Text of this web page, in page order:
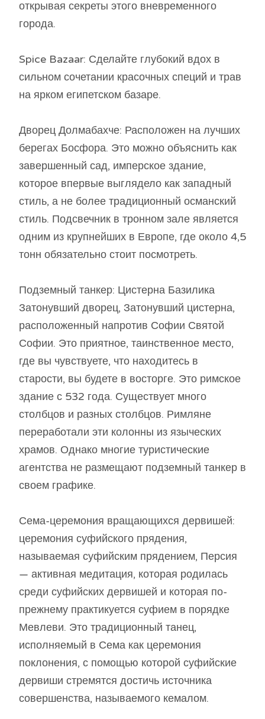
открывая секреты этого вневременного
города.
Spice Bazaar: Сделайте глубокий вдох в
сильном сочетании красочных специй и трав
на ярком египетском базаре.
Дворец Долмабахче: Расположен на лучших
берегах Босфора. Это можно объяснить как
завершенный сад, имперское здание,
которое впервые выглядело как западный
стиль, а не более традиционный османский
стиль. Подсвечник в тронном зале является
одним из крупнейших в Европе, где около 4,5
тонн обязательно стоит посмотреть.
Подземный танкер: Цистерна Базилика
Затонувший дворец, Затонувший цистерна,
расположенный напротив Софии Святой
Софии. Это приятное, таинственное место,
где вы чувствуете, что находитесь в
старости, вы будете в восторге. Это римское
здание с 532 года. Существует много
столбцов и разных столбцов. Римляне
переработали эти колонны из языческих
храмов. Однако многие туристические
агентства не размещают подземный танкер в
своем графике.
Сема-церемония вращающихся дервишей:
церемония суфийского прядения,
называемая суфийским прядением, Персия
— активная медитация, которая родилась
среди суфийских дервишей и которая по-
прежнему практикуется суфием в порядке
Мевлеви. Это традиционный танец,
исполняемый в Сема как церемония
поклонения, с помощью которой суфийские
дервиши стремятся достичь источника
совершенства, называемого кемалом.